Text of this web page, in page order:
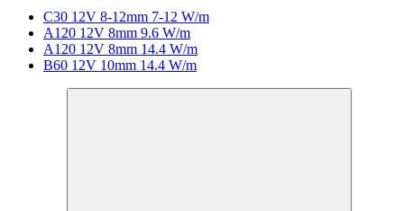
C30 12V 8-12mm 7-12 W/m
A120 12V 8mm 9.6 W/m
A120 12V 8mm 14.4 W/m
B60 12V 10mm 14.4 W/m